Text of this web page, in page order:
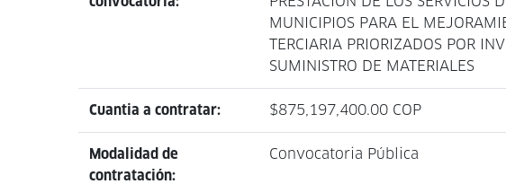
MUNICIPIOS PARA EL
TERCIARIA PRIORIZADOS POR
SUMINISTRO DE MATERIALES
Cuantia a contratar: $875,197,400.00 COP
Modalidad de
contratación:
Convocatoria Pública